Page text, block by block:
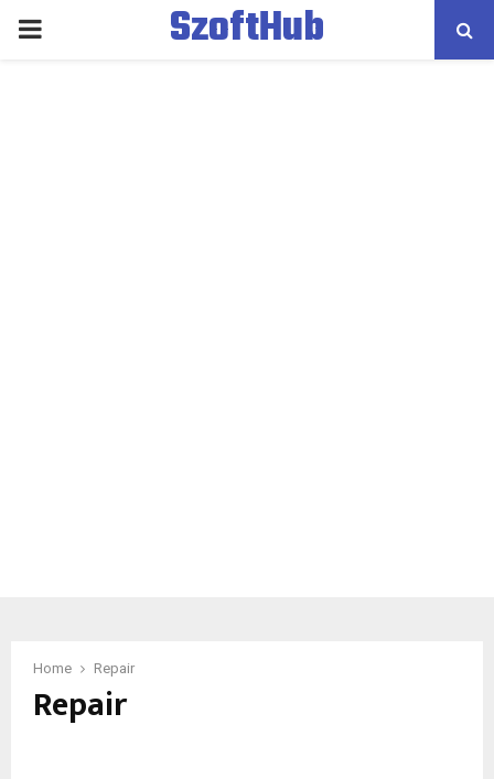
PRIMARY
SzoftHub
Home Repair
Repair